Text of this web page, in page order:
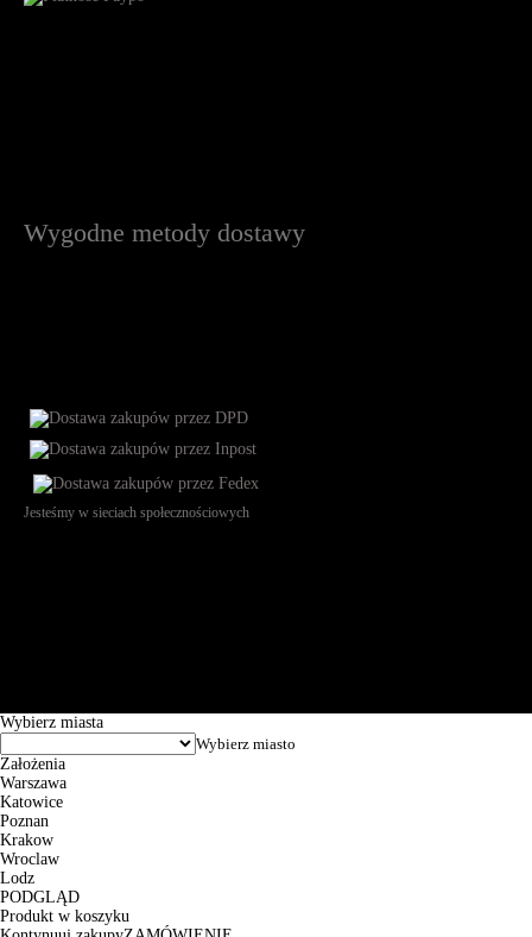
Wygodne metody dostawy
Jesteśmy w sieciach społecznościowych
Wybierz miasta
Założenia
Warszawa
Katowice
Poznan
Krakow
Wroclaw
Lodz
PODGLĄD
Produkt w koszyku